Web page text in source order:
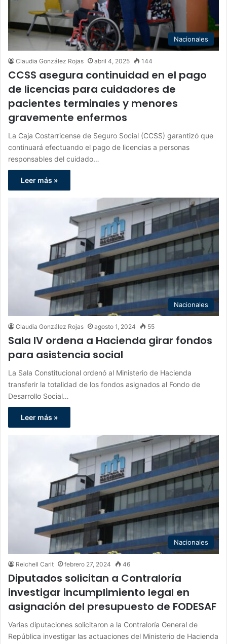
Nacionales
Claudia González Rojas abril 4, 2025 144
CCSS asegura continuidad en el pago
de licencias para cuidadores de
pacientes terminales y menores
gravemente enfermos
La Caja Costarricense de Seguro Social (CCSS) garantizó que
continuará efectuando el pago de licencias a personas
responsables del cuidado…
Leer más »
Nacionales
Claudia González Rojas agosto 1, 2024 55
Sala IV ordena a Hacienda girar fondos
para asistencia social
La Sala Constitucional ordenó al Ministerio de Hacienda
transferir la totalidad de los fondos asignados al Fondo de
Desarrollo Social…
Leer más »
Nacionales
Reichell Carit febrero 27, 2024 46
Diputados solicitan a Contraloría
investigar incumplimiento legal en
asignación del presupuesto de FODESAF
Varias diputaciones solicitaron a la Contraloría General de
República investigar las actuaciones del Ministerio de Hacienda